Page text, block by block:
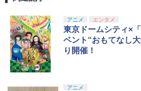
アニメ エンタメ
東京ドームシティ×
ベント“おもてなし
り開催！
アニメ